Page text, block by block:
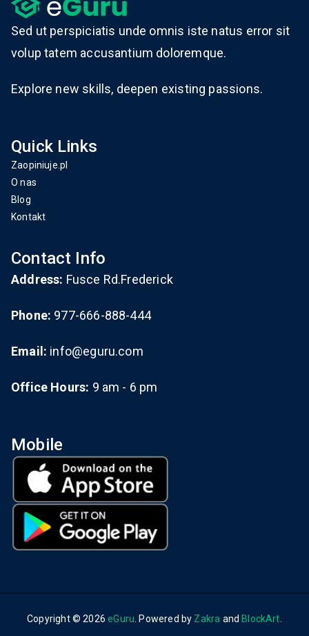
Sed ut perspiciatis unde omnis iste natus error sit
volup tatem accusantium doloremque.
Explore new skills, deepen existing passions.
Quick Links
Zaopiniuje.pl
O nas
Blog
Kontakt
Contact Info
Address: Fusce Rd.Frederick
Phone: 977-666-888-444
Email: info@eguru.com
Office Hours: 9 am - 6 pm
Mobile
Copyright © 2026eGuru . Powered by Zakra andBlockArt